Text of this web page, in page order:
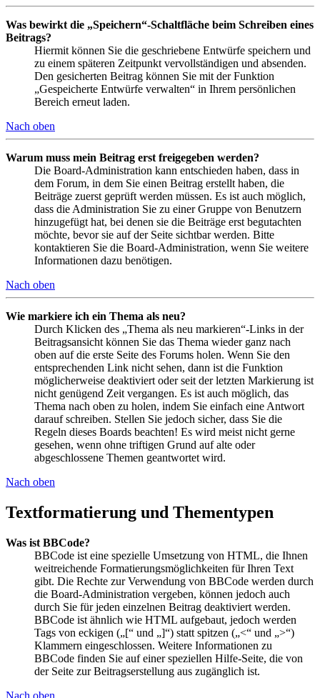
Was bewirkt die „Speichern“-Schaltfläche beim Schreiben eines
Beitrags?
Hiermit können Sie die geschriebene Entwürfe speichern und
zu einem späteren Zeitpunkt vervollständigen und absenden.
Den gesicherten Beitrag können Sie mit der Funktion
„Gespeicherte Entwürfe verwalten“ in Ihrem persönlichen
Bereich erneut laden.
Nach oben
Warum muss mein Beitrag erst freigegeben werden?
Die Board-Administration kann entschieden haben, dass in
dem Forum, in dem Sie einen Beitrag erstellt haben, die
Beiträge zuerst geprüft werden müssen. Es ist auch möglich,
dass die Administration Sie zu einer Gruppe von Benutzern
hinzugefügt hat, bei denen sie die Beiträge erst begutachten
möchte, bevor sie auf der Seite sichtbar werden. Bitte
kontaktieren Sie die Board-Administration, wenn Sie weitere
Informationen dazu benötigen.
Nach oben
Wie markiere ich ein Thema als neu?
Durch Klicken des „Thema als neu markieren“-Links in der
Beitragsansicht können Sie das Thema wieder ganz nach
oben auf die erste Seite des Forums holen. Wenn Sie den
entsprechenden Link nicht sehen, dann ist die Funktion
möglicherweise deaktiviert oder seit der letzten Markierung ist
nicht genügend Zeit vergangen. Es ist auch möglich, das
Thema nach oben zu holen, indem Sie einfach eine Antwort
darauf schreiben. Stellen Sie jedoch sicher, dass Sie die
Regeln dieses Boards beachten! Es wird meist nicht gerne
gesehen, wenn ohne triftigen Grund auf alte oder
abgeschlossene Themen geantwortet wird.
Nach oben
Textformatierung und Thementypen
Was ist BBCode?
BBCode ist eine spezielle Umsetzung von HTML, die Ihnen
weitreichende Formatierungsmöglichkeiten für Ihren Text
gibt. Die Rechte zur Verwendung von BBCode werden durch
die Board-Administration vergeben, können jedoch auch
durch Sie für jeden einzelnen Beitrag deaktiviert werden.
BBCode ist ähnlich wie HTML aufgebaut, jedoch werden
Tags von eckigen („[“ und „]“) statt spitzen („<“ und „>“)
Klammern eingeschlossen. Weitere Informationen zu
BBCode finden Sie auf einer speziellen Hilfe-Seite, die von
der Seite zur Beitragserstellung aus zugänglich ist.
Nach oben